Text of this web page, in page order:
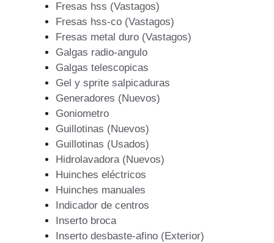
Fresas hss (Vastagos)
Fresas hss-co (Vastagos)
Fresas metal duro (Vastagos)
Galgas radio-angulo
Galgas telescopicas
Gel y sprite salpicaduras
Generadores (Nuevos)
Goniometro
Guillotinas (Nuevos)
Guillotinas (Usados)
Hidrolavadora (Nuevos)
Huinches eléctricos
Huinches manuales
Indicador de centros
Inserto broca
Inserto desbaste-afino (Exterior)